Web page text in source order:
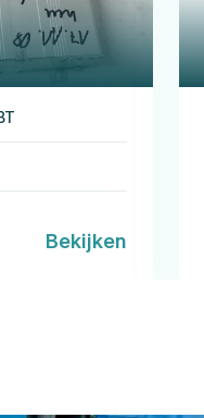
Bekijken